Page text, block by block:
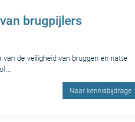
brugpijlers
de veiligheid van bruggen en natte
Naar kennisbijdrage